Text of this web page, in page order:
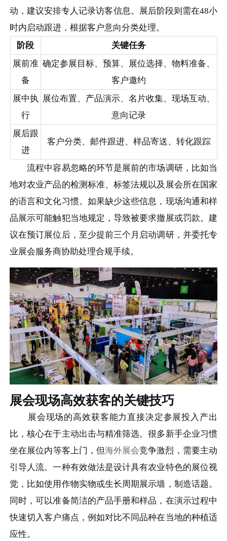
动，建议安排专人记录访客信息。展后阶段则需在48小
时内启动跟进，根据客户意向分类处理。
阶段
关键任务
展前准
备
确定参展目标、预算、展位选择、物料准备、
客户邀约
展中执
行
展位布置、产品演示、名片收集、现场互动、
意向记录
展后跟
进
客户分类、邮件跟进、样品寄送、转化跟踪
流程中容易忽略的环节是展前的市场调研，比如当
地对农业产品的检测标准、标签法规以及展会所在国家
的语言和文化习惯。如果缺少这些信息，现场沟通和样
品展示可能触犯当地规定，导致被要求撤展或罚款。建
议在预订展位后，至少提前三个月启动调研，并委托专
业展会服务商协助处理合规手续。
展会现场高效获客的关键技巧
展会现场的高效获客能力直接决定参展投入产出
比，核心在于主动出击与精准筛选。很多新手企业习惯
坐在展位内等客上门，但海外展会竞争激烈，需要主动
引导人流。一种有效做法是设计具有农业特色的展位视
觉，比如使用作物实物或生长周期展示墙，制造话题。
同时，可以准备简洁的产品手册和样品，在演示过程中
快速切入客户痛点，例如对比不同品种在当地的种植适
应性。